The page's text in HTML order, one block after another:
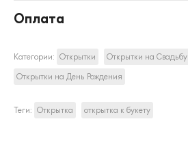
Оплата
Категории: Открытки
Открытки на Свадьбу
Открытки на День Рождения
Теги: Открытка открытка к букету